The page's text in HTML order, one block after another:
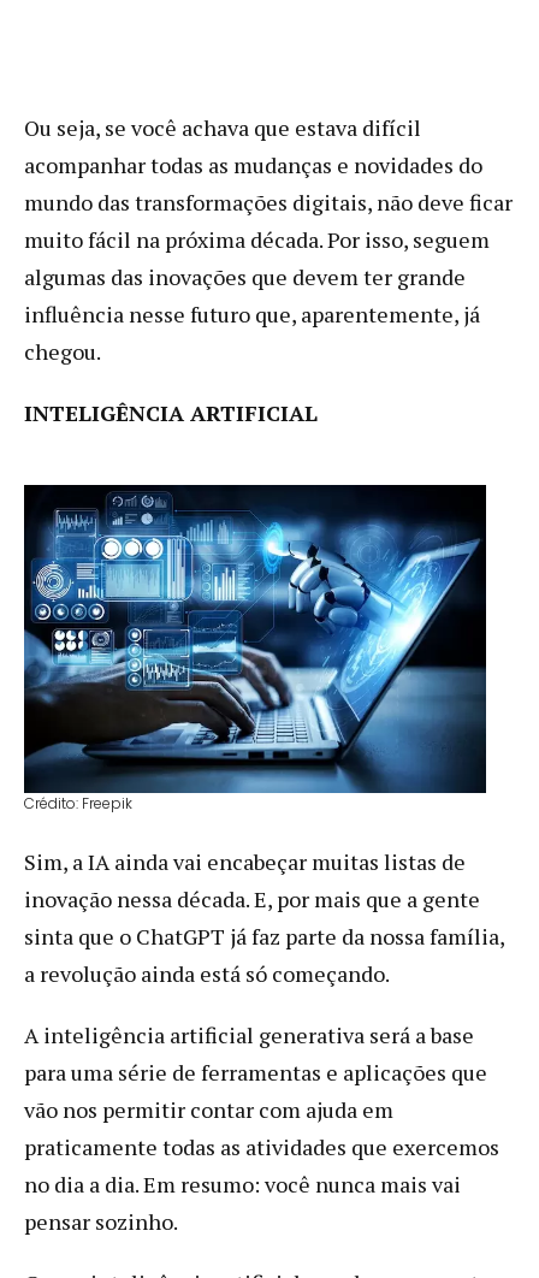
Ou seja, se você achava que estava difícil
acompanhar todas as mudanças e novidades do
mundo das transformações digitais, não deve ficar
muito fácil na próxima década. Por isso, seguem
algumas das inovações que devem ter grande
influência nesse futuro que, aparentemente, já
chegou.
INTELIGÊNCIA ARTIFICIAL
Crédito: Freepik
Sim, a IA ainda vai encabeçar muitas listas de
inovação nessa década. E, por mais que a gente
sinta que o ChatGPT já faz parte da nossa família,
a revolução ainda está só começando.
A inteligência artificial generativa será a base
para uma série de ferramentas e aplicações que
vão nos permitir contar com ajuda em
praticamente todas as atividades que exercemos
no dia a dia. Em resumo: você nunca mais vai
pensar sozinho.